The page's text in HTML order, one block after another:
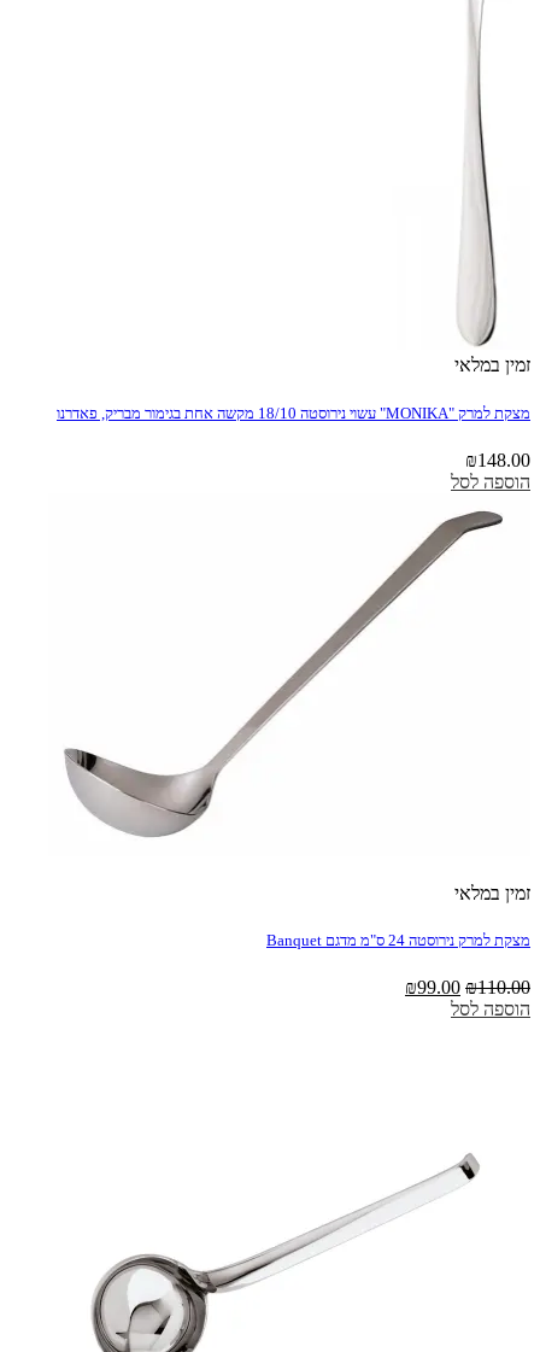
זמין במלאי
מצקת למרק "MONIKA" עשוי נירוסטה 18/10 מקשה אחת בגימור מבריק, פאדרנו
₪148.00
הוספה לסל
זמין במלאי
מצקת למרק נירוסטה 24 ס"מ מדגם Banquet
₪110.00
המחיר
המקורי
₪99.00
הוספה לסל